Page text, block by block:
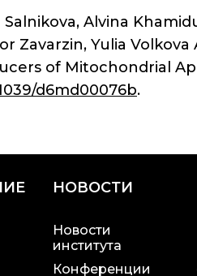
Alvina
Zavarzin, Yulia
of Mitochondrial
d6md00076b.
НОВОСТИ
Новости
института
Конференции